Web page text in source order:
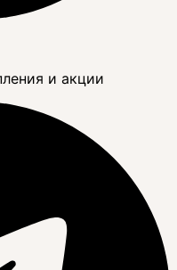
и акции